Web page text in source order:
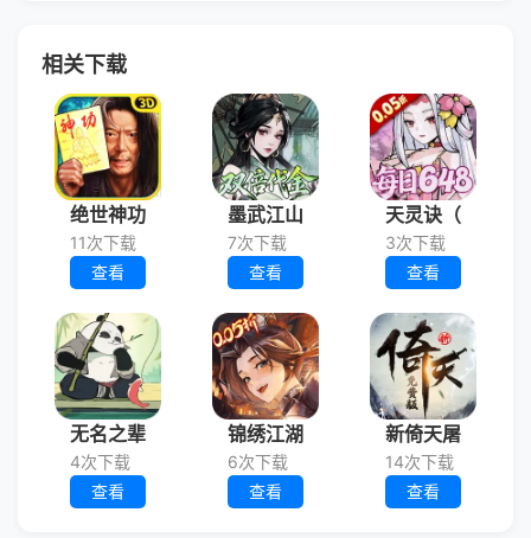
相关下载
绝世神功
11次下载
查看
墨武江山
7次下载
查看
天灵诀（
3次下载
查看
无名之辈
4次下载
查看
锦绣江湖
6次下载
查看
新倚天屠
14次下载
查看